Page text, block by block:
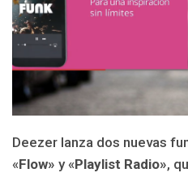
Deezer lanza dos nuevas
«Flow» y «Playlist Radio»,